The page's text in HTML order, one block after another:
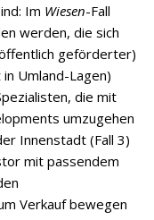
Im Wiesen-Fall
werden, die sich
geförderter)
Umland-Lagen)
die mit
umzugehen
Innenstadt (Fall 3)
mit passendem
Verkauf bewegen